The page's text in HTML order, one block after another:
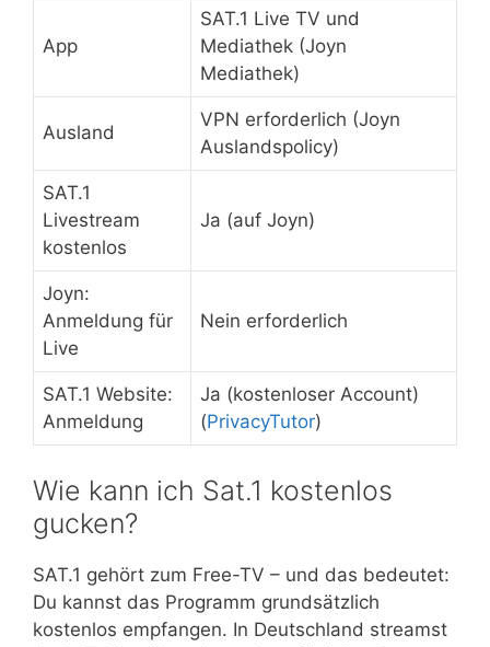
App
SAT.1 Live TV und
Mediathek (Joyn
Mediathek)
Ausland
VPN erforderlich (Joyn
Auslandspolicy)
SAT.1
Livestream
kostenlos
Ja (auf Joyn)
Joyn:
Anmeldung für
Live
Nein erforderlich
SAT.1 Website:
Anmeldung
Ja (kostenloser Account)
(PrivacyTutor)
Wie kann ich Sat.1 kostenlos
gucken?
SAT.1 gehört zum Free-TV – und das bedeutet:
Du kannst das Programm grundsätzlich
kostenlos empfangen. In Deutschland streamst